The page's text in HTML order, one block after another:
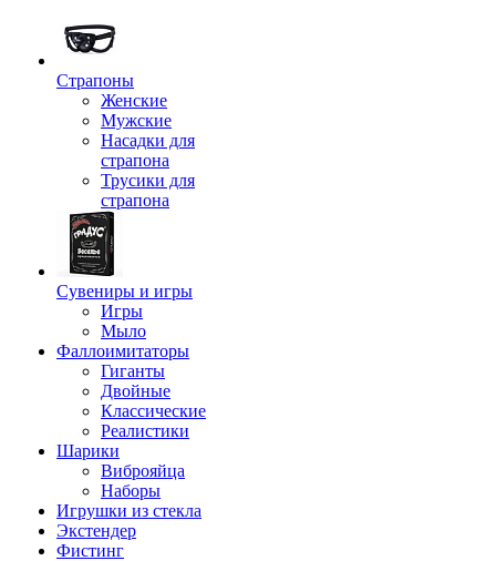
Страпоны
Женские
Мужские
Насадки для
страпона
Трусики для
страпона
Сувениры и игры
Игры
Мыло
Фаллоимитаторы
Гиганты
Двойные
Классические
Реалистики
Шарики
Виброяйца
Наборы
Игрушки из стекла
Экстендер
Фистинг